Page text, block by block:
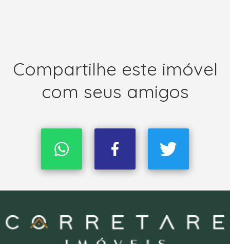
Compartilhe este imóvel
com seus amigos